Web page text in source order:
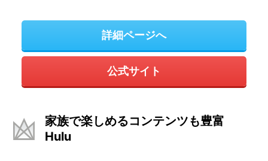
詳細ページへ
公式サイト
家族で楽しめるコンテンツも豊富
Hulu